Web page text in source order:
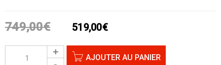
749,00€ 519,00€
AJOUTER AU PANIER